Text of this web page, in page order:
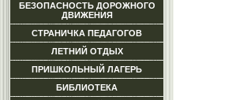
БЕЗОПАСНОСТЬ ДОРОЖНОГО
ДВИЖЕНИЯ
СТРАНИЧКА ПЕДАГОГОВ
ЛЕТНИЙ ОТДЫХ
ПРИШКОЛЬНЫЙ ЛАГЕРЬ
БИБЛИОТЕКА